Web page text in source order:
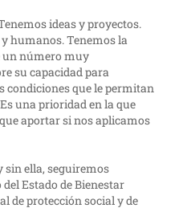
ideas y proyectos.
humanos. Tenemos la
un número muy
su capacidad para
condiciones que le permitan
una prioridad en la que
aportar si nos aplicamos
sin ella, seguiremos
Estado de Bienestar
de protección social y de